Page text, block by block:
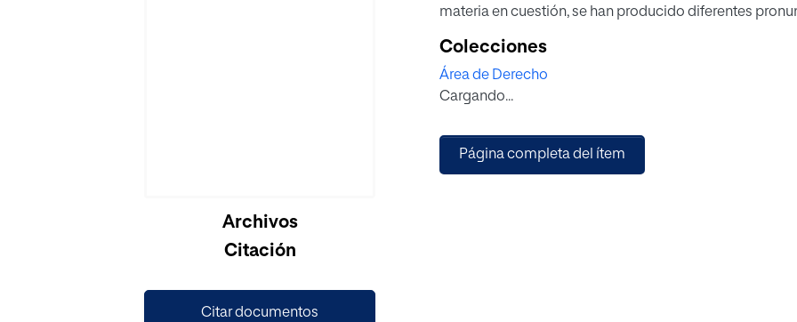
Archivos
Citación
Citar documentos
materia en cuestión, se han producido diferentes
paliada por el Legislador a través del RDL 8/2019,
empresas a registrar diariamente la jornada de sus
de que se trate de trabajadores a tiempo parcial o a
El objetivo de este trabajo es hacer una aproximación
del tema en cuestión antes y después de la entrada en
Colecciones
Área de Derecho
Cargando...
Página completa del ítem